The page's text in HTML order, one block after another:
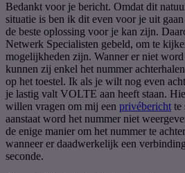
Bedankt voor je bericht. Omdat dit
situatie is ben ik dit even voor je uit
de beste oplossing voor je kan zijn.
Netwerk Specialisten gebeld, om te
mogelijkheden zijn. Wanner er niet word
kunnen zij enkel het nummer
op het toestel. Ik als je wilt nog even
je lastig valt VOLTE aan heeft staan.
willen vragen om mij een privébericht te
aanstaat word het nummer niet
de enige manier om het nummer te
wanneer er daadwerkelijk een
seconde.